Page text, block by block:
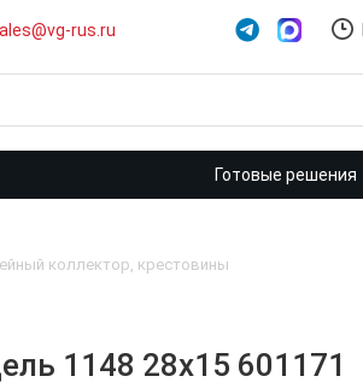
rus.ru
Готовые решения
коллектор, крестовины
1148 28x15 601171